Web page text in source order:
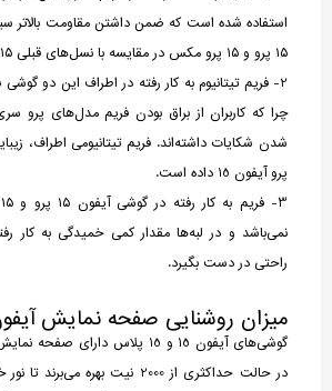
استفاده شده است که ضمن داشتن مقاومت بالاتر
۱۵ پرو و ۱۵ پرو مکس در مقایسه با نسل‌های قبلی ۱۵ گرم کمتر باشد.
2- فریم تیتانیوم به کار رفته در اطراف این دو
چرا که کاربران از براق بودن فریم مدل‌های پرو
شدن شکایات داشته‌اند. فریم تیتانیومی اطراف،
پرو آیفون 15 داده است.
نمی‌باشد و در لبه‌ها مقدار کمی خمیدگی به کار
راحتی در دست بگیرد.
میزان روشنایی صفحه نمایش
در حالت حداکثری از 2000 نیت بهره